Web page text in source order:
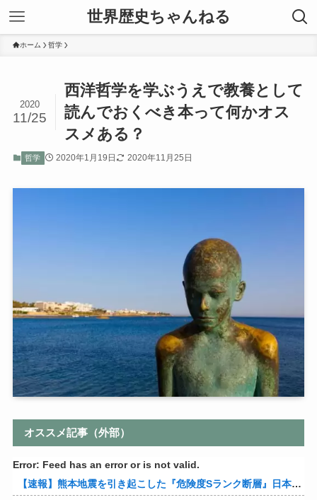
世界歴史ちゃんねる
ホーム 哲学
西洋哲学を学ぶうえで教養として
読んでおくべき本って何かオス
スメある？
2020
11/25
哲学 2020年1月19日 2020年11月25日
オススメ記事（外部）
Error: Feed has an error or is not valid.
【速報】熊本地震を引き起こした『危険度Sランク断層』日本のド真ん中に10カ所もあると判明